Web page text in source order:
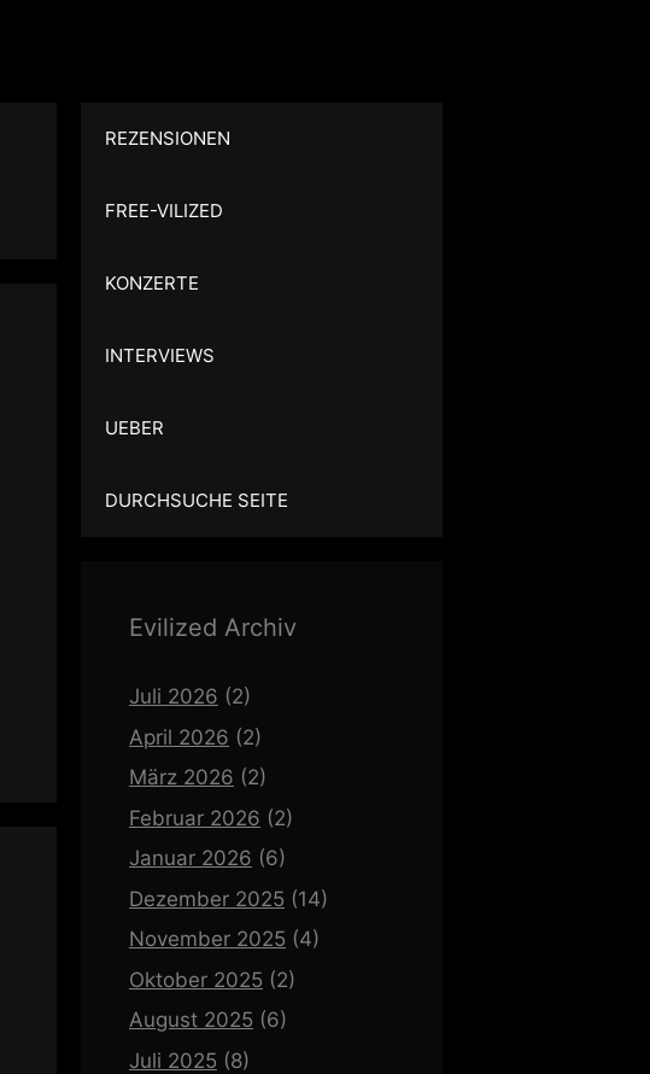
REZENSIONEN
FREE-VILIZED
KONZERTE
INTERVIEWS
UEBER
DURCHSUCHE SEITE
Evilized Archiv
Juli 2026 (2)
April 2026 (2)
März 2026 (2)
Februar 2026 (2)
Januar 2026 (6)
Dezember 2025 (14)
November 2025 (4)
Oktober 2025 (2)
August 2025 (6)
Juli 2025 (8)